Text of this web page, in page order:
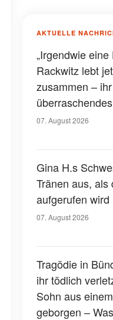
AKTUELLE
„Irgendwie eine
Rackwitz lebt
zusammen – ihr
07. August 2026
Gina H.s
Tränen aus, als
aufgerufen wird
07. August 2026
Tragödie in
ihr tödlich
Sohn aus
geborgen –